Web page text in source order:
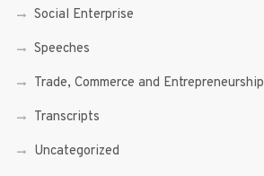
Social Enterprise
Speeches
Trade, Commerce and Entrepreneurship
Transcripts
Uncategorized